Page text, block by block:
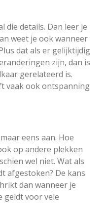
die details. Dan leer je
weet je ook wanneer
dat als er gelijktijdig
zijn, dan is
gerelateerd is.
vaak ook ontspanning
eens aan. Hoe
op andere plekken
wel niet. Wat als
afgestoken? De kans
dan wanneer je
geldt voor vele